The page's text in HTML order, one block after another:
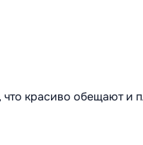
красиво обещают и